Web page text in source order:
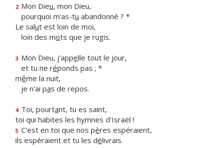
2 Mon Dieu, mon Dieu,
pourquoi m'as-tu abandonné ? *
Le salut est loin de moi,
loin des mots que je rugis.
3 Mon Dieu, j'appelle tout le jour,
et tu ne réponds pas ; *
même la nuit,
je n'ai pas de repos.
4 Toi, pourtant, tu es saint,
toi qui habites les hymnes d'Israël !
5 C'est en toi que nos pères espéraient,
ils espéraient et tu les délivrais.